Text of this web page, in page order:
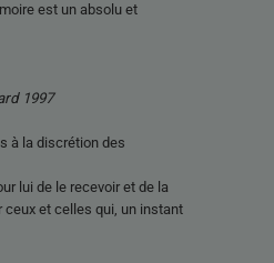
est un absolu et
1997
à la discrétion des
lui de le recevoir et de la
ceux et celles qui, un instant